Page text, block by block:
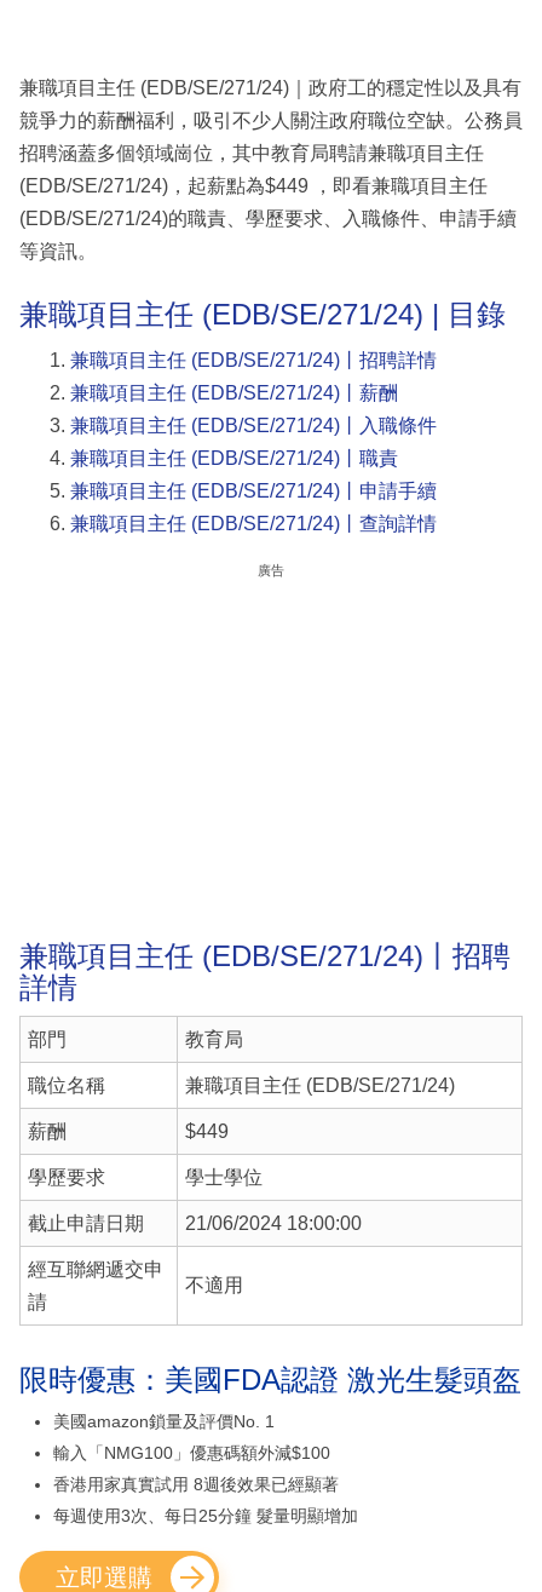
兼職項目主任 (EDB/SE/271/24)｜政府工的穩定性以及具有
競爭力的薪酬福利，吸引不少人關注政府職位空缺。公務員
招聘涵蓋多個領域崗位，其中教育局聘請兼職項目主任
(EDB/SE/271/24)，起薪點為$449 ，即看兼職項目主任
(EDB/SE/271/24)的職責、學歷要求、入職條件、申請手續
等資訊。
兼職項目主任 (EDB/SE/271/24) | 目錄
兼職項目主任 (EDB/SE/271/24)丨招聘詳情
兼職項目主任 (EDB/SE/271/24)丨薪酬
兼職項目主任 (EDB/SE/271/24)丨入職條件
兼職項目主任 (EDB/SE/271/24)丨職責
兼職項目主任 (EDB/SE/271/24)丨申請手續
兼職項目主任 (EDB/SE/271/24)丨查詢詳情
廣告
兼職項目主任 (EDB/SE/271/24)丨招聘
詳情
部門 教育局
職位名稱 兼職項目主任 (EDB/SE/271/24)
薪酬 $449
學歷要求 學士學位
截止申請日期 21/06/2024 18:00:00
經互聯網遞交申
請
不適用
限時優惠：美國FDA認證 激光生髮頭盔
美國amazon鎖量及評價No. 1
輸入「NMG100」優惠碼額外減$100
香港用家真實試用 8週後效果已經顯著
每週使用3次、每日25分鐘 髮量明顯增加
立即選購